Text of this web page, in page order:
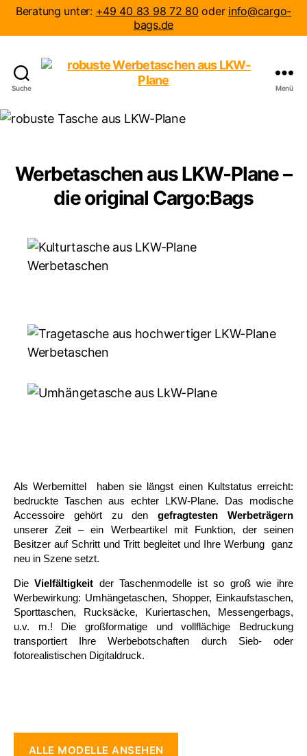
Beratung unter: +49 40 83 98 72 80 oder info@cargo-
bags.de
Suche
aus
Menü
Werbetaschen aus LKW-Plane –
die original Cargo:Bags
Als Werbemittel haben sie längst einen Kultstatus erreicht:
bedruckte Taschen aus echter LKW-Plane. Das modische
Accessoire gehört zu dengefragtesten Werbeträgern
unserer Zeit – ein Werbeartikel mit Funktion, der seinen
Besitzer auf Schritt und Tritt begleitet und Ihre Werbung ganz
neu in Szene setzt.
DieVielfältigkeit der Taschenmodelle ist so groß wie ihre
Werbewirkung: Umhängetaschen, Shopper, Einkaufstaschen,
Sporttaschen, Rucksäcke, Kuriertaschen, Messengerbags,
u.v. m.! Die großformatige und vollflächige Bedruckung
transportiert Ihre Werbebotschaften durch Sieb- oder
fotorealistischen Digitaldruck.
ALLE MODELLE ANSEHEN